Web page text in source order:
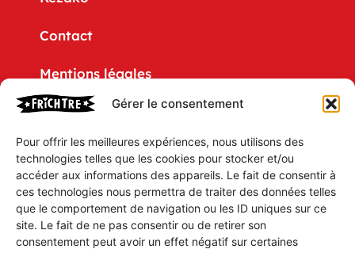
Gérer le consentement
Pour offrir les meilleures expériences, nous utilisons des
technologies telles que les cookies pour stocker et/ou
accéder aux informations des appareils. Le fait de consentir à
ces technologies nous permettra de traiter des données telles
que le comportement de navigation ou les ID uniques sur ce
site. Le fait de ne pas consentir ou de retirer son
consentement peut avoir un effet négatif sur certaines
Contact
Mentions légales
Politique de confidentialité
CGV
Mon compte
Mon Panier